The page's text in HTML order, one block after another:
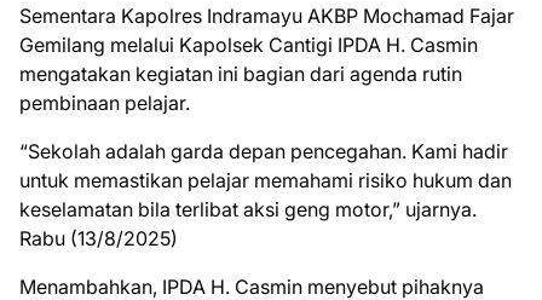
Sementara Kapolres Indramayu AKBP Mochamad Fajar
Gemilang melalui Kapolsek Cantigi IPDA H. Casmin
mengatakan kegiatan ini bagian dari agenda rutin
pembinaan pelajar.
“Sekolah adalah garda depan pencegahan. Kami hadir
untuk memastikan pelajar memahami risiko hukum dan
keselamatan bila terlibat aksi geng motor,” ujarnya.
Rabu (13/8/2025)
Menambahkan, IPDA H. Casmin menyebut pihaknya